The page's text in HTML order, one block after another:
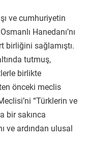
ve cumhuriyetin
Hanedanı’nı
birliğini sağlamıştı.
tutmuş,
birlikte
önceki meclis
“Türklerin ve
bir sakınca
ve ardından ulusal